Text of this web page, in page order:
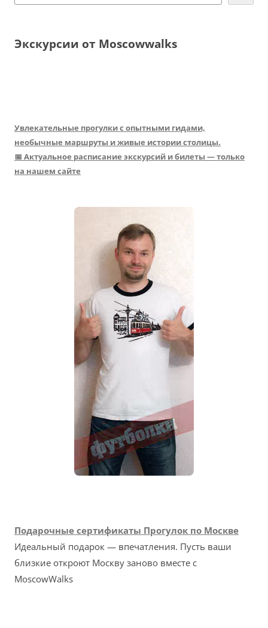
Экскурсии от Moscowwalks
Увлекательные прогулки с опытными гидами,
необычные маршруты и живые истории столицы.
📅 Актуальное расписание экскурсий и билеты — только
на нашем сайте
Подарочные сертификаты Прогулок по Москве
Идеальный подарок — впечатления. Пусть ваши
близкие откроют Москву заново вместе с
MoscowWalks